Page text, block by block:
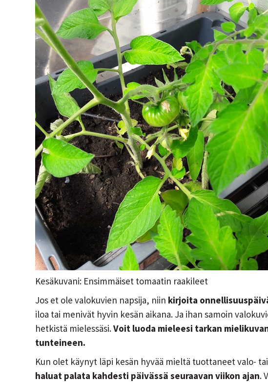
Kesäkuvani: Ensimmäiset tomaatin raakileet
Jos et ole valokuvien napsija, niin kirjoita
iloa tai menivät hyvin kesän aikana. Ja ihan samoin
hetkistä mielessäsi.Voit luoda mieleesi tarkan
tunteineen.
Kun olet käynyt läpi kesän hyvää mieltä tuottaneet valo-
haluat palata kahdesti päivässä seuraavan viikon ajan.